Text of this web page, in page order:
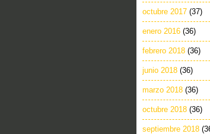
octubre 2017 (37)
enero 2016 (36)
febrero 2018 (36)
junio 2018 (36)
marzo 2018 (36)
octubre 2018 (36)
septiembre 2018